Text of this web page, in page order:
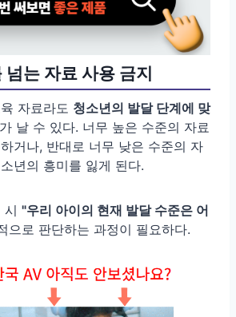
넘는 자료 사용 금지
자료라도 청소년의 발달 단계에 맞
가 날 수 있다. 너무 높은 수준의 자료
거나, 반대로 너무 낮은 수준의 자
년의 흥미를 잃게 된다.
시 "우리 아이의 현재 발달 수준은 어
으로 판단하는 과정이 필요하다.